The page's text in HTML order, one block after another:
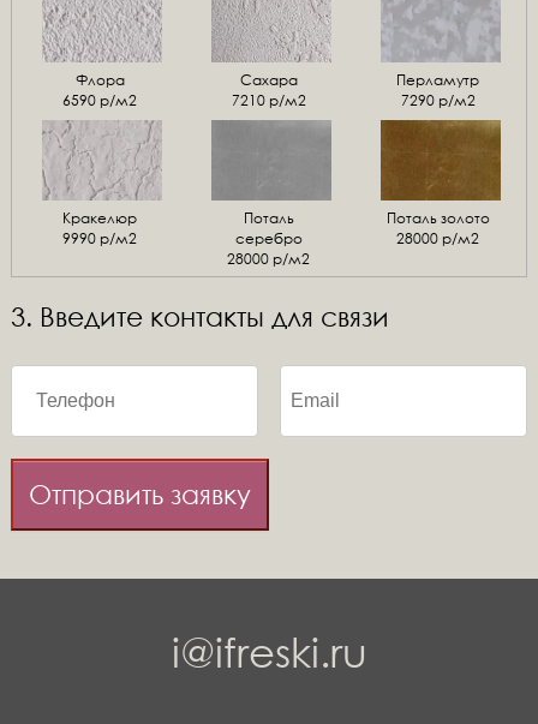
Флора
6590 р/м2
Сахара
7210 р/м2
Перламутр
7290 р/м2
Кракелюр
9990 р/м2
Поталь
серебро
28000 р/м2
Поталь золото
28000 р/м2
3. Введите контакты для связи
Отправить заявку
i@ifreski.ru